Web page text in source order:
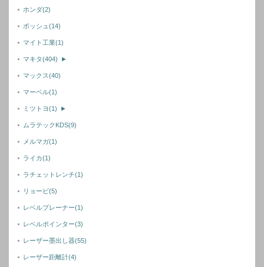
ホンダ(2)
ボッシュ (14)
マイト工業(1)
マキタ(404) ►
マックス(40)
マーベル(1)
ミツトヨ(1) ►
ムラテックKDS(9)
メルマガ(1)
ライカ(1)
ラチェットレンチ(1)
リョービ(5)
レベルプレーナー(1)
レベルポインター(3)
レーザー墨出し器(55)
レーザー距離計(4)